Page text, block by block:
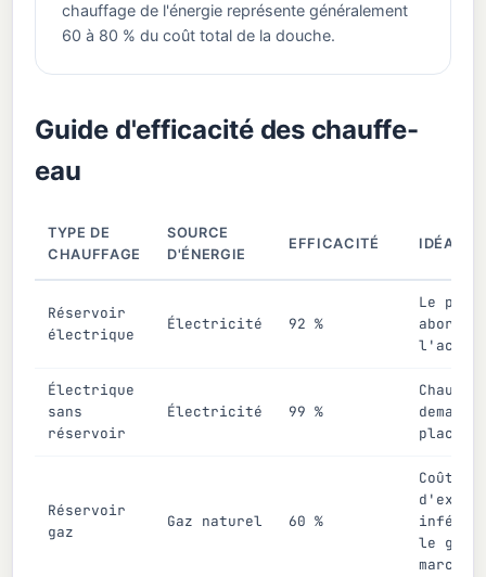
chauffage de l'énergie représente généralement
60 à 80 % du coût total de la douche.
Guide d'efficacité des chauffe-
eau
TYPE DE
CHAUFFAGE
SOURCE
D'ÉNERGIE
EFFICACITÉ IDÉAL
Réservoir
électrique
Électricité 92 %
Le
l'achat
Électrique
sans
réservoir
Électricité 99 %
place
Réservoir
gaz
Gaz naturel 60 %
Coût
le gaz
marché